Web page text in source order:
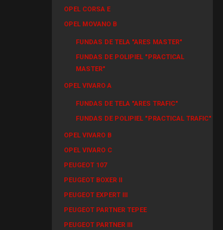
OPEL CORSA E
OPEL MOVANO B
FUNDAS DE TELA "ARES MASTER"
FUNDAS DE POLIPIEL "PRACTICAL
MASTER"
OPEL VIVARO A
FUNDAS DE TELA "ARES TRAFIC"
FUNDAS DE POLIPIEL "PRACTICAL TRAFIC"
OPEL VIVARO B
OPEL VIVARO C
PEUGEOT 107
PEUGEOT BOXER II
PEUGEOT EXPERT III
PEUGEOT PARTNER TEPEE
PEUGEOT PARTNER III